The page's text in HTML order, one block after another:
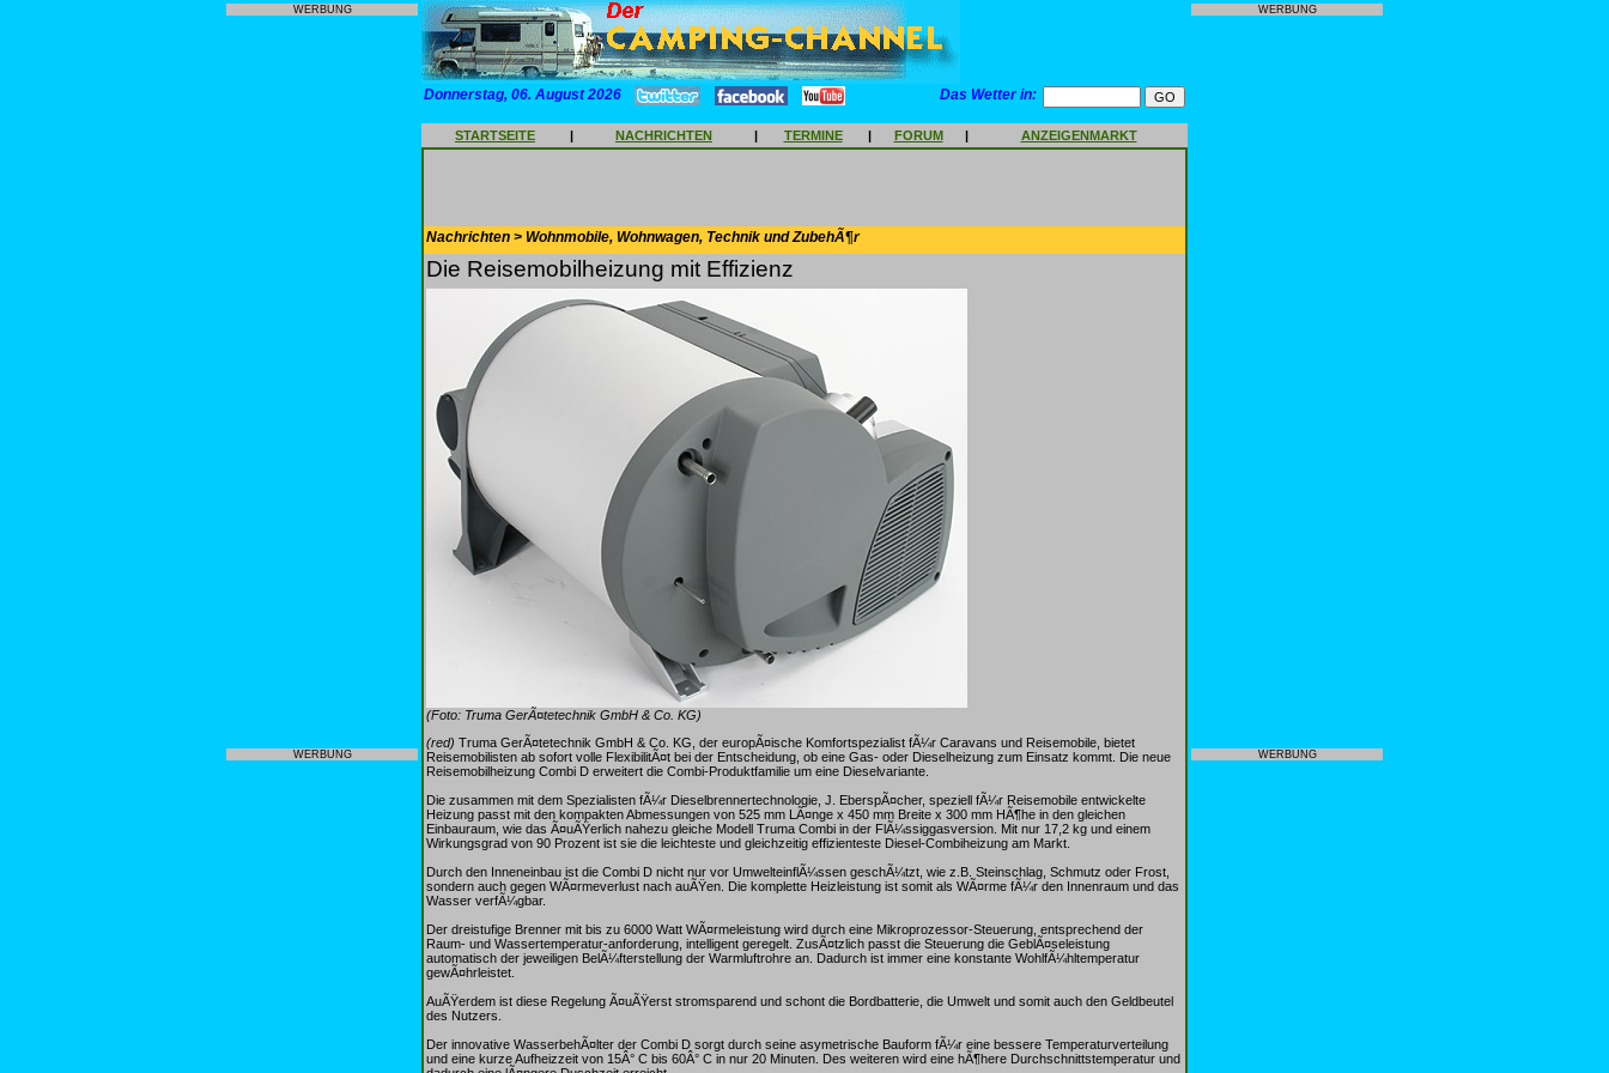
WERBUNG
WERBUNG
Donnerstag, 06. August 2026 Das Wetter in:
STARTSEITE | NACHRICHTEN | TERMINE | FORUM | ANZEIGENMARKT
Nachrichten > Wohnmobile, Wohnwagen, Technik und ZubehÃ¶r
Die Reisemobilheizung mit Effizienz
(Foto: Truma GerÃ¤tetechnik GmbH & Co. KG)
(red) Truma GerÃ¤tetechnik GmbH & Co. KG, der europÃ¤ische Komfortspezialist fÃ¼r Caravans und Reisemobile, bietet
Reisemobilisten ab sofort volle FlexibilitÃ¤t bei der Entscheidung, ob eine Gas- oder Dieselheizung zum Einsatz kommt. Die neue
Reisemobilheizung Combi D erweitert die Combi-Produktfamilie um eine Dieselvariante.
Die zusammen mit dem Spezialisten fÃ¼r Dieselbrennertechnologie, J. EberspÃ¤cher, speziell fÃ¼r Reisemobile entwickelte
Heizung passt mit den kompakten Abmessungen von 525 mm LÃ¤nge x 450 mm Breite x 300 mm HÃ¶he in den gleichen
Einbauraum, wie das Ã¤uÃŸerlich nahezu gleiche Modell Truma Combi in der FlÃ¼ssiggasversion. Mit nur 17,2 kg und einem
Wirkungsgrad von 90 Prozent ist sie die leichteste und gleichzeitig effizienteste Diesel-Combiheizung am Markt.
Durch den Inneneinbau ist die Combi D nicht nur vor UmwelteinflÃ¼ssen geschÃ¼tzt, wie z.B. Steinschlag, Schmutz oder Frost,
sondern auch gegen WÃ¤rmeverlust nach auÃŸen. Die komplette Heizleistung ist somit als WÃ¤rme fÃ¼r den Innenraum und das
Wasser verfÃ¼gbar.
Der dreistufige Brenner mit bis zu 6000 Watt WÃ¤rmeleistung wird durch eine Mikroprozessor-Steuerung, entsprechend der
Raum- und Wassertemperatur-anforderung, intelligent geregelt. ZusÃ¤tzlich passt die Steuerung die GeblÃ¤seleistung
automatisch der jeweiligen BelÃ¼fterstellung der Warmluftrohre an. Dadurch ist immer eine konstante WohlfÃ¼hltemperatur
gewÃ¤hrleistet.
AuÃŸerdem ist diese Regelung Ã¤uÃŸerst stromsparend und schont die Bordbatterie, die Umwelt und somit auch den Geldbeutel
des Nutzers.
Der innovative WasserbehÃ¤lter der Combi D sorgt durch seine asymetrische Bauform fÃ¼r eine bessere Temperaturverteilung
und eine kurze Aufheizzeit von 15Â° C bis 60Â° C in nur 20 Minuten. Des weiteren wird eine hÃ¶here Durchschnittstemperatur und
WERBUNG
WERBUNG